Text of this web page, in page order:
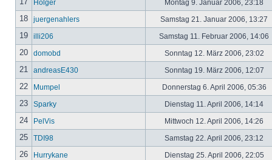
17 Holger Montag 9. Januar 2006, 23:18
18 juergenahlers Samstag 21. Januar 2006, 13:27
19 illi206 Samstag 11. Februar 2006, 14:06
20 domobd Sonntag 12. März 2006, 23:02
21 andreasE430 Sonntag 19. März 2006, 12:07
22 Mumpel Donnerstag 6. April 2006, 05:36
23 Sparky Dienstag 11. April 2006, 14:14
24 PelVis Mittwoch 12. April 2006, 14:26
25 TDI98 Samstag 22. April 2006, 23:12
26 Hurrykane Dienstag 25. April 2006, 22:05